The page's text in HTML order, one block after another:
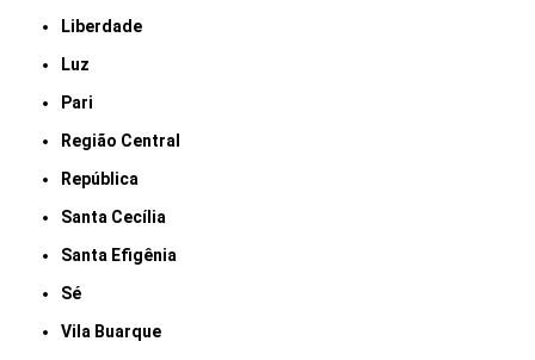
Liberdade
Luz
Pari
Região Central
República
Santa Cecília
Santa Efigênia
Sé
Vila Buarque